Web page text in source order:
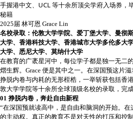
手握港中文、UCL 等十余所顶尖学府入场券，
秘籍
2025届 林可恩 Grace Lin
名校录取：伦敦大学学院、爱丁堡大学、曼彻
大学、香港科技大学、香港城市大学多伦多大
大学、悉尼大学、莫纳什大学
在教育的广袤星河中，每位学子都是独一无二
熠生辉。Grace 便是其中之一。在深国预这片
挣脱内卷与内耗的无形桎梏，一举斩获包括香
敦大学学院等十余所全球顶级名校的录取，完
01 挣脱内卷，奔赴自由新程
“在深国预就读高中，是自由和脑洞的开始。
的主动权。真正的教育不是对天性的打压和控